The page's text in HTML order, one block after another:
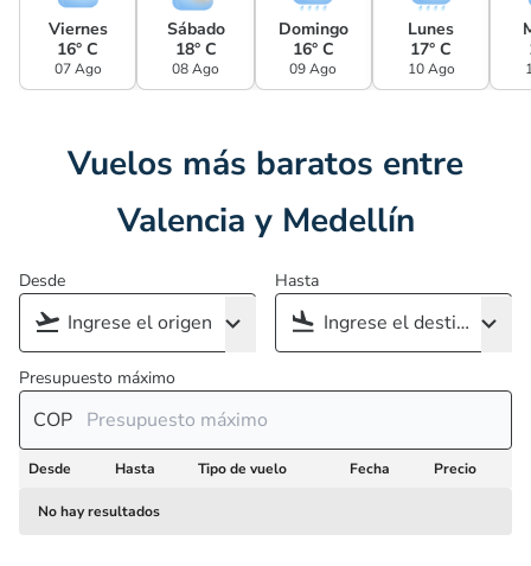
Viernes
16° C
07 Ago
Sábado
18° C
08 Ago
Domingo
16° C
09 Ago
Lunes
17° C
10 Ago
Vuelos más baratos entre
Valencia y Medellín
Desde Hasta
Presupuesto máximo
COP
Desde Hasta Tipo de vuelo Fecha Precio
No hay resultados